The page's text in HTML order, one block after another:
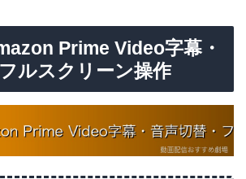
Prime Video字幕・
ルスクリーン操作